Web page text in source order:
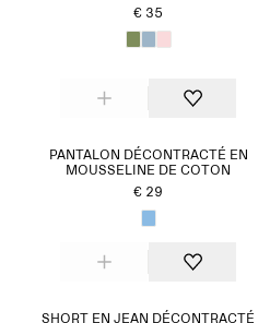
€ 35
PANTALON DÉCONTRACTÉ EN
MOUSSELINE DE COTON
€ 29
SHORT EN JEAN DÉCONTRACTÉ